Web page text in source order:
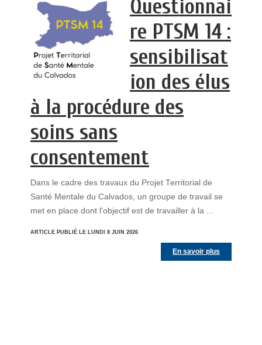
Questionnai
re PTSM 14 :
sensibilisat
ion des élus
à la procédure des
soins sans
consentement
Dans le cadre des travaux du Projet Territorial de
Santé Mentale du Calvados, un groupe de travail se
met en place dont l'objectif est de travailler à la ...
ARTICLE PUBLIÉ LE LUNDI 8 JUIN 2026
En savoir plus